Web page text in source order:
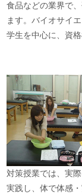
食品などの業界で
ます。バイオサイ
学生を中心に、資
対策授業では、実
実践し、体で体感